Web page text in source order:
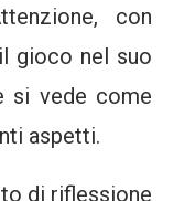
con
gioco nel suo
si vede come
aspetti.
di riflessione